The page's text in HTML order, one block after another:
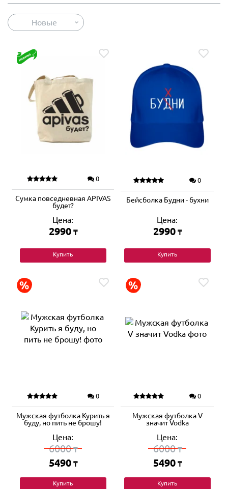
Новые
0
Сумка повседневная APIVAS
будет?
Цена:
2990 ₸
Купить
0
Бейсболка Будни - бухни
Цена:
2990 ₸
Купить
0
Мужская футболка Курить я
буду, но пить не брошу!
Цена:
6000₸
5490 ₸
Купить
0
Мужская футболка V
значит Vodka
Цена:
6000₸
5490 ₸
Купить